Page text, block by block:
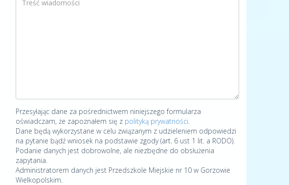
Przesyłając dane za pośrednictwem niniejszego formularza
oświadczam, że zapoznałem się z polityką prywatności.
Dane będą wykorzystane w celu związanym z udzieleniem odpowiedzi
na pytanie bądź wniosek na podstawie zgody (art. 6 ust 1 lit. a RODO).
Podanie danych jest dobrowolne, ale niezbędne do obsłużenia
zapytania.
Administratorem danych jest Przedszkole Miejskie nr 10 w Gorzowie
Wielkopolskim.